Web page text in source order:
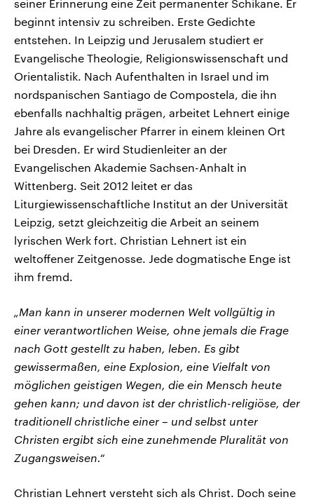
seiner Erinnerung eine Zeit permanenter Schikane. Er
beginnt intensiv zu schreiben. Erste Gedichte
entstehen. In Leipzig und Jerusalem studiert er
Evangelische Theologie, Religionswissenschaft und
Orientalistik. Nach Aufenthalten in Israel und im
nordspanischen Santiago de Compostela, die ihn
ebenfalls nachhaltig prägen, arbeitet Lehnert einige
Jahre als evangelischer Pfarrer in einem kleinen Ort
bei Dresden. Er wird Studienleiter an der
Evangelischen Akademie Sachsen-Anhalt in
Wittenberg. Seit 2012 leitet er das
Liturgiewissenschaftliche Institut an der Universität
Leipzig, setzt gleichzeitig die Arbeit an seinem
lyrischen Werk fort. Christian Lehnert ist ein
weltoffener Zeitgenosse. Jede dogmatische Enge ist
ihm fremd.
„Man kann in unserer modernen Welt vollgültig in
einer verantwortlichen Weise, ohne jemals die Frage
nach Gott gestellt zu haben, leben. Es gibt
gewissermaßen, eine Explosion, eine Vielfalt von
möglichen geistigen Wegen, die ein Mensch heute
gehen kann; und davon ist der christlich-religiöse, der
traditionell christliche einer – und selbst unter
Christen ergibt sich eine zunehmende Pluralität von
Zugangsweisen.“
Christian Lehnert versteht sich als Christ. Doch seine